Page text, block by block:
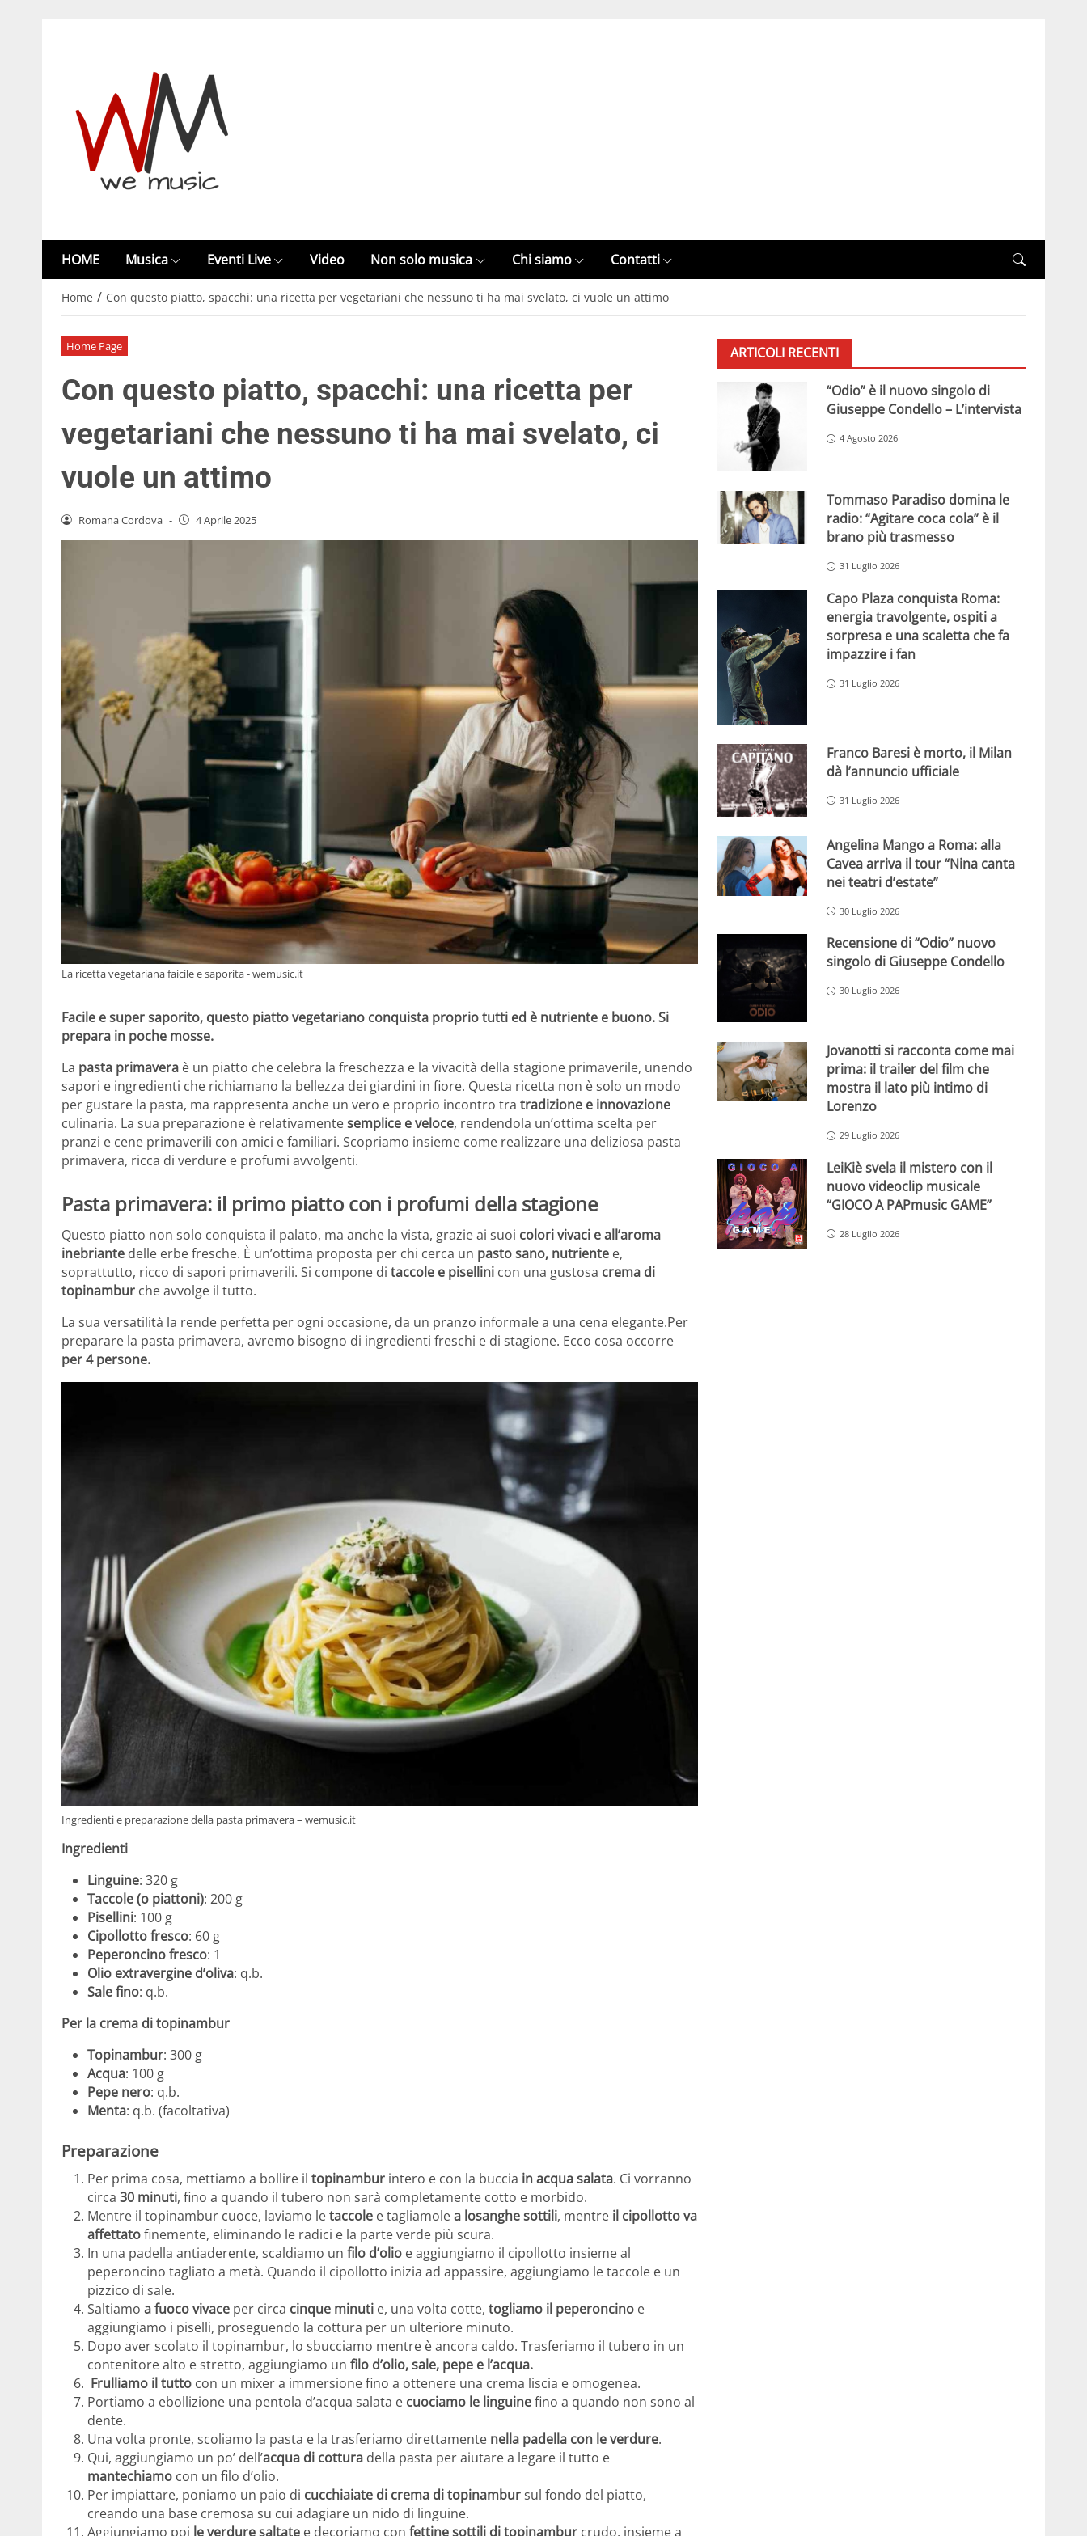
HOME Musica Eventi Live Video Non solo musica Chi siamo Contatti
Home / Con questo piatto, spacchi: una ricetta per vegetariani che nessuno ti ha mai svelato, ci vuole un attimo
Home Page
Con questo piatto, spacchi: una ricetta per
vegetariani che nessuno ti ha mai svelato, ci
vuole un attimo
Romana Cordova - 4 Aprile 2025
La ricetta vegetariana faicile e saporita - wemusic.it
Facile e super saporito, questo piatto vegetariano conquista proprio tutti ed è nutriente e buono. Si
prepara in poche mosse.
La pasta primavera è un piatto che celebra la freschezza e la vivacità della stagione primaverile, unendo
sapori e ingredienti che richiamano la bellezza dei giardini in fiore. Questa ricetta non è solo un modo
per gustare la pasta, ma rappresenta anche un vero e proprio incontro tra tradizione e innovazione
culinaria. La sua preparazione è relativamentesemplice e veloce, rendendola un’ottima scelta per
pranzi e cene primaverili con amici e familiari. Scopriamo insieme come realizzare una deliziosa pasta
primavera, ricca di verdure e profumi avvolgenti.
Pasta primavera: il primo piatto con i profumi della stagione
Questo piatto non solo conquista il palato, ma anche la vista, grazie ai suoi colori vivaci e all’aroma
inebriante delle erbe fresche. È un’ottima proposta per chi cerca un pasto sano, nutriente e,
soprattutto, ricco di sapori primaverili. Si compone di taccole e pisellini con una gustosa crema di
topinambur che avvolge il tutto.
La sua versatilità la rende perfetta per ogni occasione, da un pranzo informale a una cena elegante.Per
preparare la pasta primavera, avremo bisogno di ingredienti freschi e di stagione. Ecco cosa occorre
per 4 persone.
Ingredienti e preparazione della pasta primavera – wemusic.it
Ingredienti
Linguine: 320 g
Taccole (o piattoni): 200 g
Pisellini: 100 g
Cipollotto fresco: 60 g
Peperoncino fresco: 1
Olio extravergine d’oliva: q.b.
Sale fino: q.b.
Per la crema di topinambur
Topinambur: 300 g
Acqua: 100 g
Pepe nero: q.b.
Menta: q.b. (facoltativa)
Preparazione
Per prima cosa, mettiamo a bollire il topinambur intero e con la buccia in acqua salata. Ci vorranno
circa 30 minuti, fino a quando il tubero non sarà completamente cotto e morbido.
Mentre il topinambur cuoce, laviamo letaccole e tagliamolea losanghe sottili, mentre il cipollotto va
affettatofinemente, eliminando le radici e la parte verde più scura.
In una padella antiaderente, scaldiamo un filo d’olio e aggiungiamo il cipollotto insieme al
peperoncino tagliato a metà. Quando il cipollotto inizia ad appassire, aggiungiamo le taccole e un
pizzico di sale.
Saltiamo a fuoco vivace per circa cinque minuti e, una volta cotte, togliamo il peperoncino e
aggiungiamo i piselli, proseguendo la cottura per un ulteriore minuto.
Dopo aver scolato il topinambur, lo sbucciamo mentre è ancora caldo. Trasferiamo il tubero in un
contenitore alto e stretto, aggiungiamo un filo d’olio, sale, pepe e l’acqua.
Frulliamo il tutto con un mixer a immersione fino a ottenere una crema liscia e omogenea.
Portiamo a ebollizione una pentola d’acqua salata e cuociamo le linguinefino a quando non sono al
dente.
Una volta pronte, scoliamo la pasta e la trasferiamo direttamente nella padella con le verdure.
Qui, aggiungiamo un po’ dell’acqua di cottura della pasta per aiutare a legare il tutto e
mantechiamo con un filo d’olio.
Per impiattare, poniamo un paio di cucchiaiate di crema di topinambursul fondo del piatto,
creando una base cremosa su cui adagiare un nido di linguine.
Aggiungiamo poi le verdure saltate e decoriamo con fettine sottili di topinambur crudo, insieme a
ARTICOLI RECENTI
“Odio” è il nuovo singolo di
Giuseppe Condello – L’intervista
4 Agosto 2026
Tommaso Paradiso domina le
radio: “Agitare coca cola” è il
brano più trasmesso
31 Luglio 2026
Capo Plaza conquista Roma:
energia travolgente, ospiti a
sorpresa e una scaletta che fa
impazzire i fan
31 Luglio 2026
Franco Baresi è morto, il Milan
dà l’annuncio ufficiale
31 Luglio 2026
Angelina Mango a Roma: alla
Cavea arriva il tour “Nina canta
nei teatri d’estate”
30 Luglio 2026
Recensione di “Odio” nuovo
singolo di Giuseppe Condello
30 Luglio 2026
Jovanotti si racconta come mai
prima: il trailer del film che
mostra il lato più intimo di
Lorenzo
29 Luglio 2026
LeiKiè svela il mistero con il
nuovo videoclip musicale
“GIOCO A PAPmusic GAME”
28 Luglio 2026